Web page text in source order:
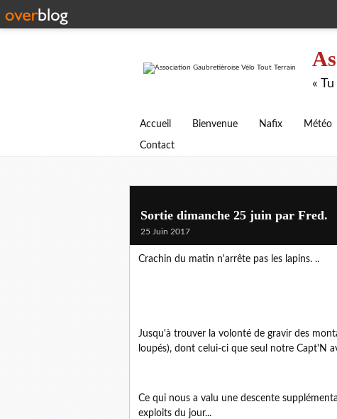
«
Accueil Bienvenue Nafix Météo
Contact
Sortie dimanche 25 juin par Fred.
25 Juin 2017
Crachin du matin n'arrête pas les lapins. ..
Jusqu'à trouver la volonté de gravir des
loupés), dont celui-ci que seul notre Capt'N
Ce qui nous a valu une descente
exploits du jour...